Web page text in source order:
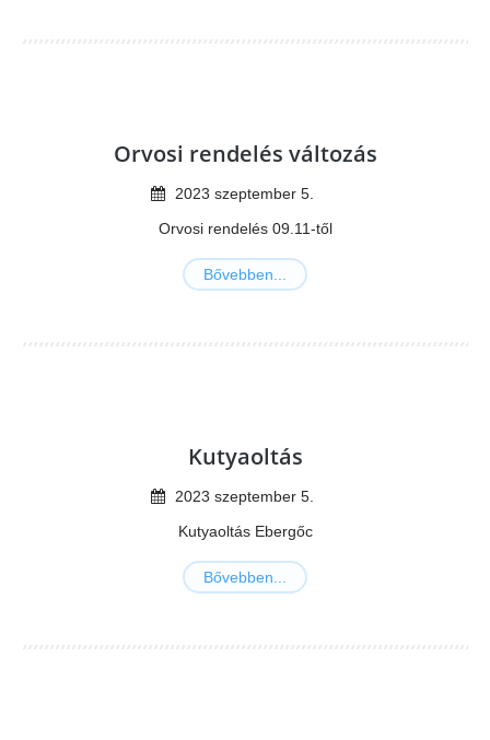
Orvosi rendelés változás
2023 szeptember 5.
Orvosi rendelés 09.11-től
Bővebben...
Kutyaoltás
2023 szeptember 5.
Kutyaoltás Ebergőc
Bővebben...